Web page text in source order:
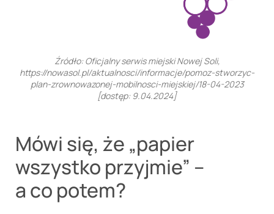
Źródło: Oficjalny serwis miejski Nowej Soli,
https://nowasol.pl/aktualnosci/informacje/pomoz-stworzyc-
plan-zrownowazonej-mobilnosci-miejskiej/18-04-2023
[dostęp: 9.04.2024]
Mówi się, że „papier
wszystko przyjmie” –
a co potem?